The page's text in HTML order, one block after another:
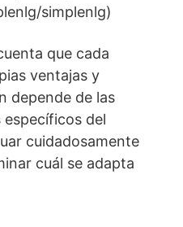
simplenlg)
que cada
ventajas y
depende de las
específicos del
cuidadosamente
cuál se adapta